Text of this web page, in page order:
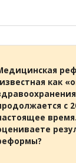
как
с